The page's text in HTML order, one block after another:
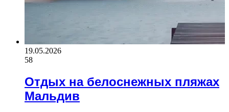
19.05.2026
58
Отдых на белоснежных пляжах
Мальдив